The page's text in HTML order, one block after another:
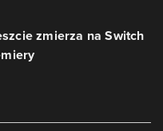
zmierza na Switch